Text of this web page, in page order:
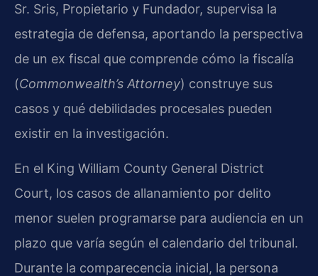
Sr. Sris, Propietario y Fundador, supervisa la
estrategia de defensa, aportando la perspectiva
de un ex fiscal que comprende cómo la fiscalía
(Commonwealth’s Attorney) construye sus
casos y qué debilidades procesales pueden
existir en la investigación.
En el King William County General District
Court, los casos de allanamiento por delito
menor suelen programarse para audiencia en un
plazo que varía según el calendario del tribunal.
Durante la comparecencia inicial, la persona